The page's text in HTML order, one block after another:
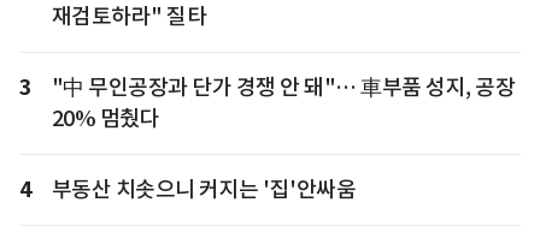
재검토하라" 질타
3
"中 무인공장과 단가 경쟁 안 돼"… 車부품 성지, 공장
20% 멈췄다
4 부동산 치솟으니 커지는 '집'안싸움